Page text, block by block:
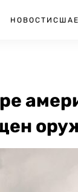
НОВОСТИ США